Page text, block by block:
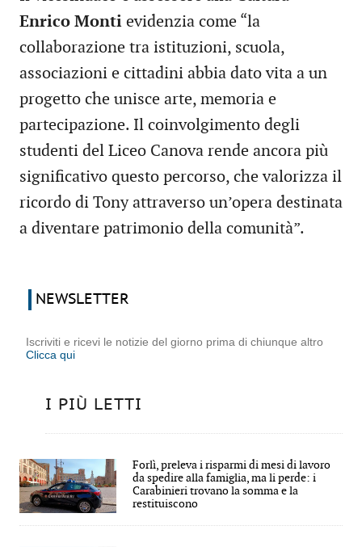
Enrico Monti evidenzia come “la
collaborazione tra istituzioni, scuola,
associazioni e cittadini abbia dato vita a un
progetto che unisce arte, memoria e
partecipazione. Il coinvolgimento degli
studenti del Liceo Canova rende ancora più
significativo questo percorso, che valorizza il
ricordo di Tony attraverso un’opera destinata
a diventare patrimonio della comunità”.
NEWSLETTER
Iscriviti e ricevi le notizie del giorno prima di chiunque altro
Clicca qui
I PIÙ LETTI
Forlì, preleva i risparmi di mesi di lavoro
da spedire alla famiglia, ma li perde: i
Carabinieri trovano la somma e la
restituiscono